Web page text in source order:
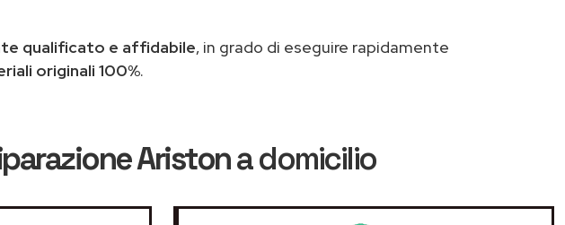
qualificato e affidabile, in grado di eseguire rapidamente
originali 100%.
Aristona domicilio